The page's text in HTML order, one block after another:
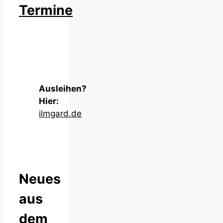
Termine
Ausleihen?
Hier:
ilmgard.de
Neues
aus
dem